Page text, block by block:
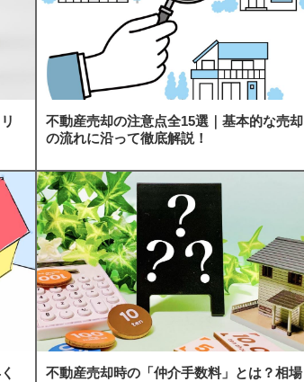
不動産売却の注意点全15選｜基本的な売却
の流れに沿って徹底解説！
不動産売却時の「仲介手数料」とは？相場